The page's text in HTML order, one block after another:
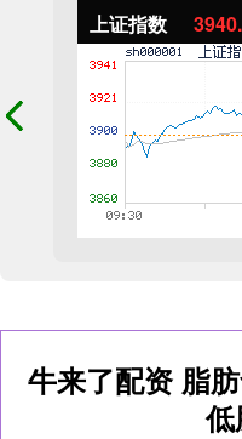
上证指数
牛来了配资 脂
低